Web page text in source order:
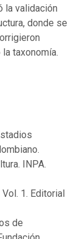
la validación
donde se
taxonomía.
INPA.
1. Editorial
de